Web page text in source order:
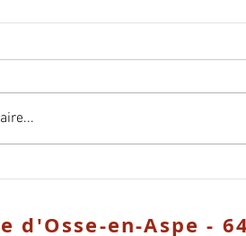
sensible »
d'Osse-en-Aspe -